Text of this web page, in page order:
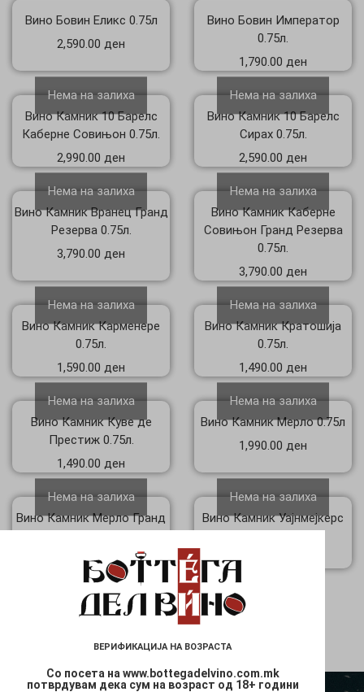
Вино Бовин Еликс 0.75л
2,590.00 ден
Вино Бовин Император
0.75л.
1,790.00 ден
Нема на залиха
Вино Камник 10 Барелс
Каберне Совињон 0.75л.
2,990.00 ден
Нема на залиха
Вино Камник 10 Барелс
Сирах 0.75л.
2,590.00 ден
Нема на залиха
Вино Камник Вранец Гранд
Резерва 0.75л.
3,790.00 ден
Нема на залиха
Вино Камник Каберне
Совињон Гранд Резерва
0.75л.
3,790.00 ден
Нема на залиха
Вино Камник Карменере
0.75л.
1,590.00 ден
Нема на залиха
Вино Камник Кратошија
0.75л.
1,490.00 ден
Нема на залиха
Вино Камник Куве де
Престиж 0.75л.
1,490.00 ден
Нема на залиха
Вино Камник Мерло 0.75л
1,990.00 ден
Нема на залиха
Вино Камник Мерло Гранд
6,690.00 ден
Нема на залиха
Вино Камник Уајнмејкерс
3
ВЕРИФИКАЦИЈА НА ВОЗРАСТА
Со посета на www.bottegadelvino.com.mk
потврдувам дека сум на возраст од 18+ години